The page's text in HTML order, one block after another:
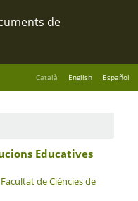
Català English Español
Educatives
Facultat de Ciències de